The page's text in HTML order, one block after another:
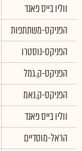
ווליו בייס פאנד
הפניקס-משתתפות
הפניקס-נוסטרו
הפניקס-ק.גמל
הפניקס-ק.נאמ
ווליו בייס פאנד
הראל-מוסדיים